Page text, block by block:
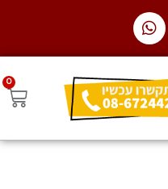
משלוח עד
0